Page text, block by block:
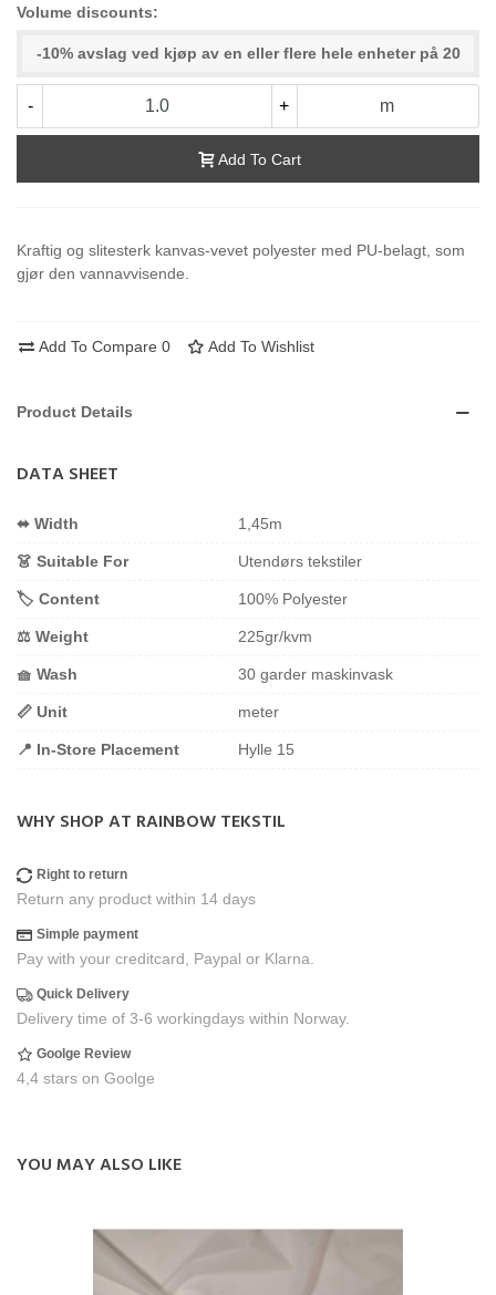
Volume discounts:
-10% avslag ved kjøp av en eller flere hele enheter på 20
- + m
Add To Cart
Kraftig og slitesterk kanvas-vevet polyester med PU-belagt, som
gjør den vannavvisende.
Add To Compare 0 Add To Wishlist
Product Details
DATA SHEET
⬌ Width 1,45m
👗 Suitable For Utendørs tekstiler
🏷️ Content 100% Polyester
⚖️ Weight 225gr/kvm
🧺 Wash 30 garder maskinvask
📏 Unit meter
📍 In-Store Placement Hylle 15
WHY SHOP AT RAINBOW TEKSTIL
Right to return
Return any product within 14 days
Simple payment
Pay with your creditcard, Paypal or Klarna.
Quick Delivery
Delivery time of 3-6 workingdays within Norway.
Goolge Review
4,4 stars on Goolge
YOU MAY ALSO LIKE